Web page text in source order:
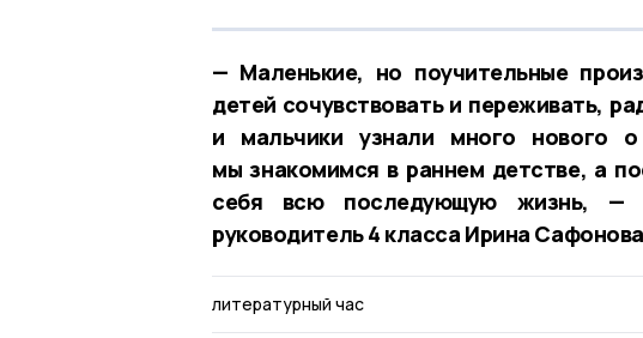
— Маленькие, но поучительные
детей сочувствовать и переживать,
и мальчики узнали много нового
мы знакомимся в раннем детстве, а
себя всю последующую жизнь, —
руководитель 4 класса Ирина
литературный час